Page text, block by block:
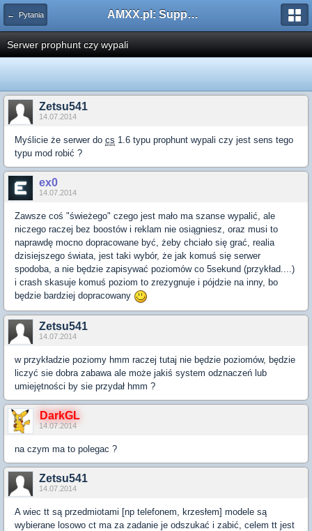
← Pytania AMXX.pl: Support AMX Mod X i SourceMod
Serwer prophunt czy wypali
Zetsu541
14.07.2014
Myślicie że serwer do cs 1.6 typu prophunt wypali czy jest sens tego
typu mod robić ?
ex0
14.07.2014
Zawsze coś "świeżego" czego jest mało ma szanse wypalić, ale
niczego raczej bez boostów i reklam nie osiągniesz, oraz musi to
naprawdę mocno dopracowane być, żeby chciało się grać, realia
dzisiejszego świata, jest taki wybór, że jak komuś się serwer
spodoba, a nie będzie zapisywać poziomów co 5sekund (przykład....)
i crash skasuje komuś poziom to zrezygnuje i pójdzie na inny, bo
będzie bardziej dopracowany
Zetsu541
14.07.2014
w przykładzie poziomy hmm raczej tutaj nie będzie poziomów, będzie
liczyć sie dobra zabawa ale może jakiś system odznaczeń lub
umiejętności by sie przydał hmm ?
DarkGL
14.07.2014
na czym ma to polegac ?
Zetsu541
14.07.2014
A wiec tt są przedmiotami [np telefonem, krzesłem] modele są
wybierane losowo ct ma za zadanie je odszukać i zabić, celem tt jest